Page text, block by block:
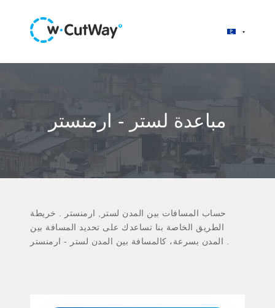
مباعدة لستر - ارمنستر
حساب المسافات بين المدن لستر, ارمنستر . خريطة
الطريق الخاصة بنا تساعدك على تحديد المسافة بين